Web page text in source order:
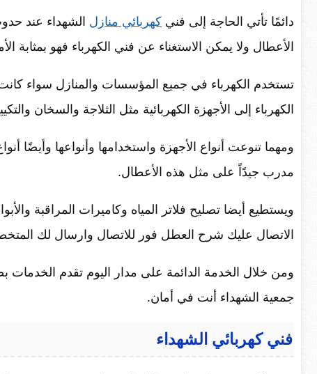
دائمًا تأتي الحاجة إلى فني كهربائي منازل الشهداء عند
الأعطال ولا يمكن الاستغناء عن فني الكهرباء فهو بمثابة
تستخدم الكهرباء في جميع المؤسسات والمنازل سواء
الكهرباء إلى الأجهزة الكهربائية مثل الثلاجة والسخان
ومهما تنوعت أنواع الأجهزة واستخدامها وأنواعها وأيضًا
مدرب جيدًاً على مثل هذه الأعطال.
ويستطيع أيضا تصليح فلاتر المياه وكاميرات المراقبة
الاتصال عليك شرح العطل فور للاتصال وارسال لك
ومن خلال الخدمة الدائمة على مدار اليوم تقدم
جمعية الشهداء أنت في أمان.
فني كهربائي الشهداء